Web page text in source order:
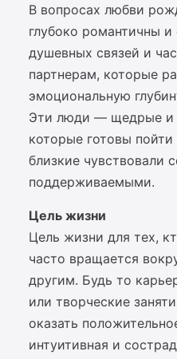
В вопросах любви
глубоко романтичны
душевных связей и
партнерам, которые
эмоциональную
Эти люди — щедрые и
которые готовы
близкие чувствовали
поддерживаемыми.
Цель жизни
Цель жизни для тех,
часто вращается
другим. Будь то
или творческие
оказать
интуитивная и